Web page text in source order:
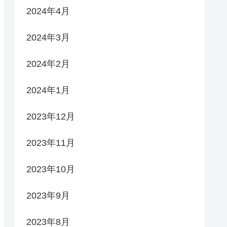
2024年4月
2024年3月
2024年2月
2024年1月
2023年12月
2023年11月
2023年10月
2023年9月
2023年8月